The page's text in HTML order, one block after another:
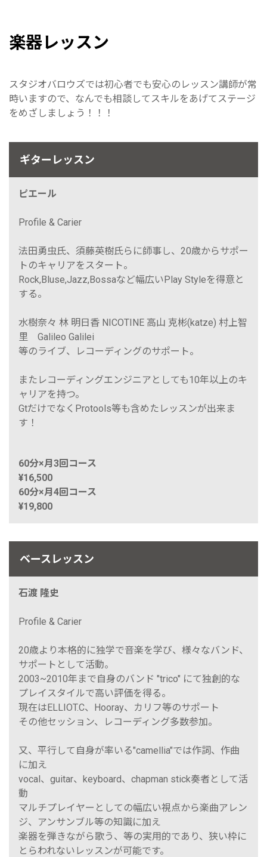
楽器レッスン
スタジオバロウズでは初心者でも安心のレッスン講師が常
時いますので、なんでも相談してスキルをあげてステージ
をめざしましょう！！！
ギターレッスン
ピエール
Profile & Carier
法田勇虫氏、須藤英樹氏らに師事し、20歳からサポー
トのキャリアをスタート。
Rock,Bluse,Jazz,Bossaなど幅広いPlay Styleを得意と
する。
水樹奈々 林 明日香 NICOTINE 高山 克彬(katze) 村上智
里 Galileo Galilei
等のライブ、レコーディングのサポート。
またレコーディングエンジニアとしても10年以上のキ
ャリアを持つ。
GtだけでなくProtools等も含めたレッスンが出来ま
す！
60分×月3回コース
¥16,500
60分×月4回コース
¥19,800
ベースレッスン
石渡 隆史
Profile & Carier
20歳より本格的に独学で音楽を学び、様々なバンド、
サポートとして活動。
2003~2010年まで自身のバンド "trico" にて独創的な
プレイスタイルで高い評価を得る。
現在はELLIOT.C、Hooray、カリフ等のサポート
その他セッション、レコーディング多数参加。
又、平行して自身が率いる"camellia"では作詞、作曲
に加え
vocal、guitar、keyboard、chapman stick奏者として活
動
マルチプレイヤーとしての幅広い視点から楽曲アレン
ジ、アンサンブル等の知識に加え
楽器を弾きながら歌う、等の実用的であり、狭い枠に
とらわれないレッスンが可能です。